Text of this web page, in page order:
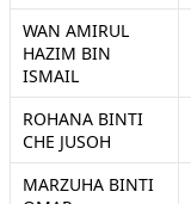
WAN AMIRUL
HAZIM BIN
ISMAIL
ROHANA BINTI
CHE JUSOH
MARZUHA BINTI